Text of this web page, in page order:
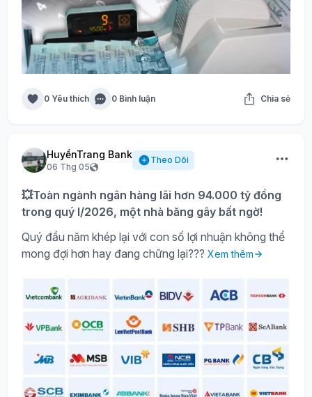
0 Yêu thích 0 Bình luận Chia sẻ
HuyềnTrang Bank
06 Thg 05
Theo Dõi
💥Toàn ngành ngân hàng lãi hơn 94.000 tỷ đồng
trong quý I/2026, một nhà băng gây bất ngờ!
Quý đầu năm khép lại với con số lợi nhuận không thể
mong đợi hơn hay đang chững lại??? Xem thêm